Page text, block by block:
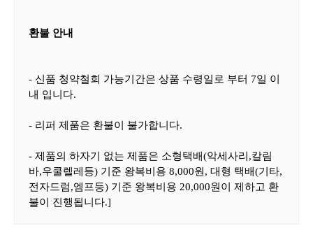
환불 안내
- 신품 청약철회 가능기간은 상품 수령일로 부터 7일 이
내 입니다.
- 리퍼 제품은 환불이 불가합니다.
- 제품의 하자기 없는 제품은 소형택배(악세사리,칼림
바,우쿨렐레등) 기준 왕복비용 8,000원, 대형 택배(기타,
전자드럼,엠프등) 기준 왕복비용 20,000원이 제하고 환
불이 진행됩니다.]